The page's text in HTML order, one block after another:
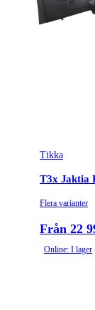
Tikka
T3x Jaktia
Flera varianter
Från 22
Online: I lager